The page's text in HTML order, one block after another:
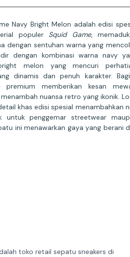
Navy Bright Melon adalah edisi
populer Squid Game,
dengan sentuhan warna yang
dengan kombinasi warna navy
melon yang mencuri
dinamis dan penuh karakter.
memberikan kesan
nuansa retro yang ikonik.
khas edisi spesial menambahkan
untuk penggemar streetwear
ini menawarkan gaya yang berani
toko retail sepatu sneakers di